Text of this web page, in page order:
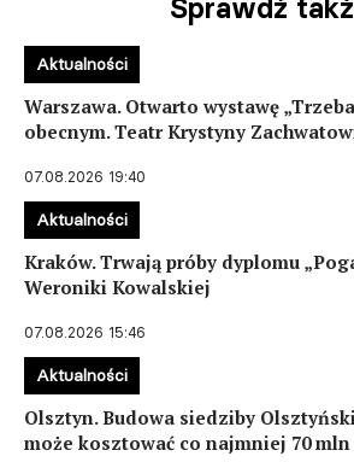
Sprawdź
Warszawa. Otwarto wystawę
obecnym. Teatr Krystyny
07.08.2026 19:40
Aktualności
Kraków. Trwają próby dyplomu
Weroniki Kowalskiej
07.08.2026 15:46
Aktualności
Olsztyn. Budowa siedziby
może kosztować co najmniej 70 mln
Aktualności